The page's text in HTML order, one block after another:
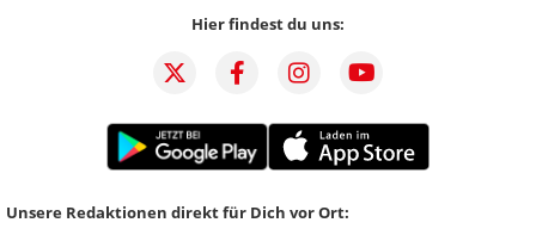
Hier findest du uns:
Unsere Redaktionen direkt für Dich vor Ort: